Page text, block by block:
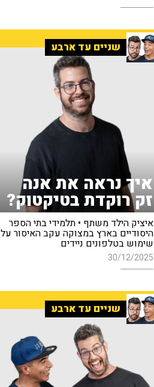
שניים עד ארבע
איך נראה את אנה
זק רוקדת בטיקטוק?
איציק הילד משתף • תלמידי בתי הספר
היסודיים בארץ במצוקה עקב האיסור על
שימוש בטלפונים ניידים
30/12/2025
שניים עד ארבע